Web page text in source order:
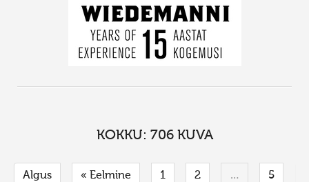
KOKKU: 706 KUVA
Algus « Eelmine 1 2 … 5